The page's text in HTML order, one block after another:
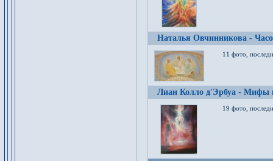
Наталья Овчинникова -
11 фото,
Лиан Колло д'Эрбуа - Мифы
19 фото,